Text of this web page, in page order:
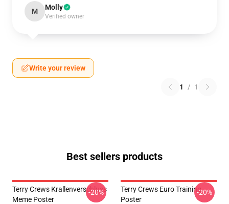
M Molly
Verified owner
Write your review
1 / 1
Best sellers products
Terry Crews Krallenverschluss
Meme Poster
-20%
Terry Crews Euro Training
Poster
-20%